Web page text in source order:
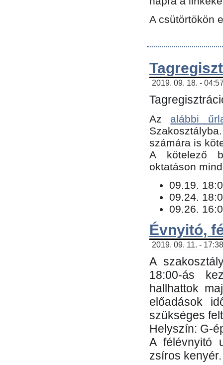
A csütörtökön
2019. 09. 18. -
Az alábbi
számára is
​A kötelező
oktatáson
09.19.
09.24.
09.26.
Évnyitó,
2019. 09. 11. -
A
18:00-ás
hallhattok
előadások
szükséges
Helyszín: G-
A félévnyitó
zsíros kenyér.